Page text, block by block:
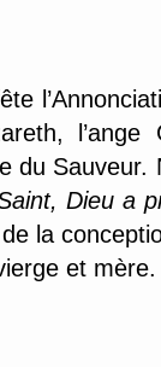
du Sauveur.
Dieu a
la
et